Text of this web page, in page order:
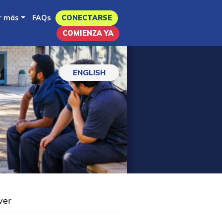
más FAQs
CONECTARSE
COMIENZA YA
ENGLISH